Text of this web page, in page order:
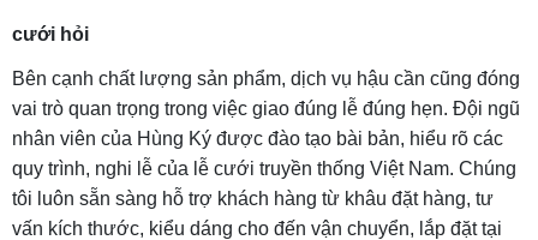
cưới hỏi
Bên cạnh chất lượng sản phẩm, dịch vụ hậu cần cũng đóng
vai trò quan trọng trong việc giao đúng lễ đúng hẹn. Đội ngũ
nhân viên của Hùng Ký được đào tạo bài bản, hiểu rõ các
quy trình, nghi lễ của lễ cưới truyền thống Việt Nam. Chúng
tôi luôn sẵn sàng hỗ trợ khách hàng từ khâu đặt hàng, tư
vấn kích thước, kiểu dáng cho đến vận chuyển, lắp đặt tại